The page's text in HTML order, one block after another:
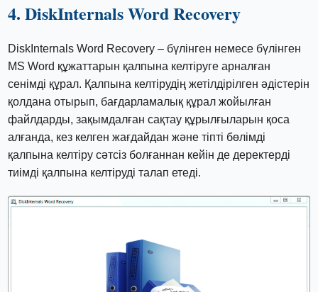
4. DiskInternals Word Recovery
DiskInternals Word Recovery – бүлінген немесе бүлінген
MS Word құжаттарын қалпына келтіруге арналған
сенімді құрал. Қалпына келтірудің жетілдірілген әдістерін
қолдана отырып, бағдарламалық құрал жойылған
файлдарды, зақымдалған сақтау құрылғыларын қоса
алғанда, кез келген жағдайдан және тіпті бөлімді
қалпына келтіру сәтсіз болғаннан кейін де деректерді
тиімді қалпына келтіруді талап етеді.